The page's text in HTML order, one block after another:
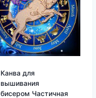
Канва для
вышивания
бисером Частичная